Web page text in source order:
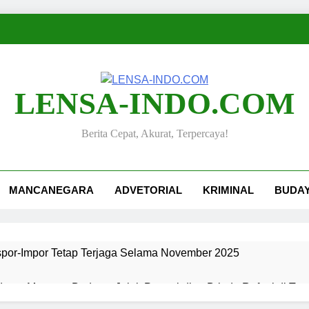
LENSA-INDO.COM
Berita Cepat, Akurat, Terpercaya!
MANCANEGARA ADVETORIAL KRIMINAL
Impor Tetap Terjaga Selama November 2025
Merawat Budaya: Jejak Pengabdian Bripda Rafael di